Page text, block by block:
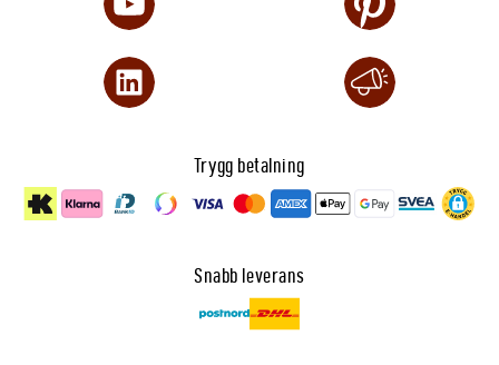
Trygg betalning
Snabb leverans